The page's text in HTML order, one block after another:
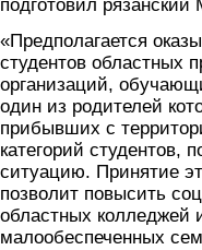
подготовил рязанский
«Предполагается
студентов областных
организаций,
один из родителей
прибывших с
категорий студентов,
ситуацию. Принятие
позволит повысить
областных колледжей
малообеспеченных